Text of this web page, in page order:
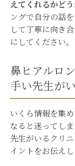
えてくれるかど
ングで自分の話
して丁寧に向き
にしてください。
鼻ヒアルロ
手い先生が
いくら情報を集
なると迷ってし
先生がいるクリ
イントをお伝えし